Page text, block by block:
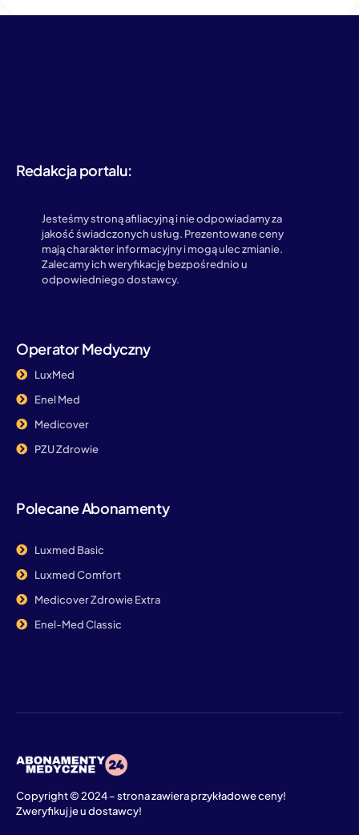
Redakcja portalu:
Jesteśmy stroną afiliacyjną i nie odpowiadamy za
jakość świadczonych usług. Prezentowane ceny
mają charakter informacyjny i mogą ulec zmianie.
Zalecamy ich weryfikację bezpośrednio u
odpowiedniego dostawcy.
Operator Medyczny
LuxMed
Enel Med
Medicover
PZU Zdrowie
Polecane Abonamenty
Luxmed Basic
Luxmed Comfort
Medicover Zdrowie Extra
Enel-Med Classic
Copyright © 2024 – strona zawiera przykładowe ceny!
Zweryfikuj je u dostawcy!